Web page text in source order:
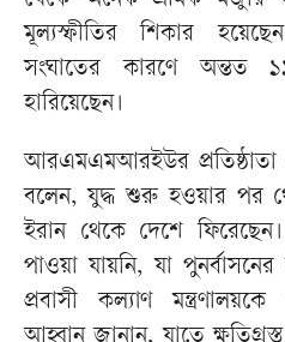
মূল্যস্ফীতির শিকার
সংঘাতের কারণে অন্তত
হারিয়েছেন।
আরএমএমআরইউর প্রতিষ্ঠাতা
বলেন, যুদ্ধ শুরু হওয়ার পর
ইরান থেকে দেশে
পাওয়া যায়নি, যা
প্রবাসী কল্যাণ